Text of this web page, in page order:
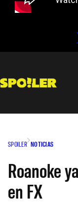
SPOILER NOTICIAS
Roanoke
en FX